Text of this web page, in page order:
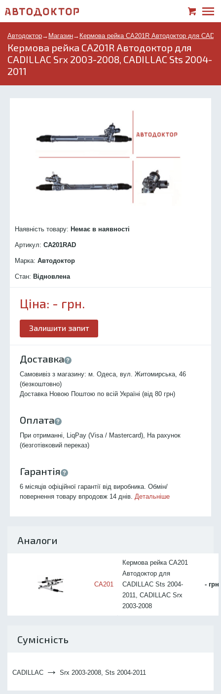
Автодоктор→ Магазин→ Кермова рейка CA201R Автодоктор для
Кермова рейка CA201R Автодоктор для
CADILLAC Srx 2003-2008, CADILLAC Sts 2004-
2011
Наявність товару: Немає в наявності
Артикул: CA201RAD
Марка: Автодоктор
Стан: Відновлена
Ціна: - грн.
Залишити запит
Доставка
Самовивіз з магазину: м. Одеса, вул. Житомирська, 46
(безкоштовно)
Доставка Новою Поштою по всій Україні (від 80 грн)
Оплата
При отриманні, LiqPay (Visa / Mastercard), На рахунок
(безготівковий переказ)
Гарантія
6 місяців офіційної гарантії від виробника. Обмін/
повернення товару впродовж 14 днів. Детальніше
Аналоги
CA201
Кермова рейка CA201
Автодоктор для
CADILLAC Sts 2004-
2011, CADILLAC Srx
2003-2008
- грн
Сумісність
CADILLAC → Srx 2003-2008, Sts 2004-2011